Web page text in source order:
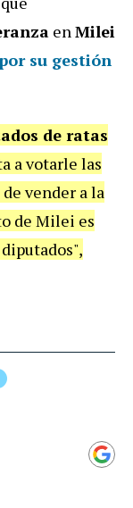
enMilei
su gestión
de ratas
a votarle las
vender a la
de Milei es